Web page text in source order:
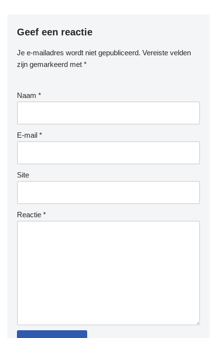
Geef een reactie
Je e-mailadres wordt niet gepubliceerd. Vereiste velden
zijn gemarkeerd met *
Naam *
E-mail *
Site
Reactie *